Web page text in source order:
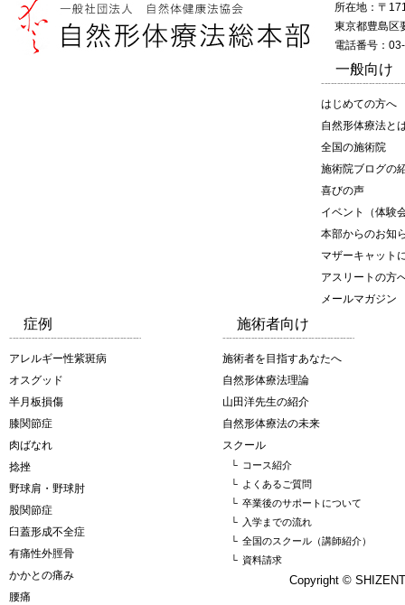
所在地：〒
東京都豊島区
電話番号：
一般向け
はじめての方へ
自然形体療法と
全国の施術院
施術院ブログの
喜びの声
イベント（体験
本部からのお知
マザーキャット
アスリートの方
メールマガジン
症例
アレルギー性紫斑病
オスグッド
半月板損傷
膝関節症
肉ばなれ
捻挫
野球肩・野球肘
股関節症
臼蓋形成不全症
有痛性外脛骨
かかとの痛み
腰痛
施術者向け
施術者を目指すあなたへ
自然形体療法理論
山田洋先生の紹介
自然形体療法の未来
スクール
└ コース紹介
└ よくあるご質問
└ 卒業後のサポートについて
└ 入学までの流れ
└ 全国のスクール（講師紹介）
└ 資料請求
Copyright ©